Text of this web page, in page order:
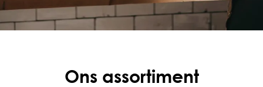
Ons assortiment